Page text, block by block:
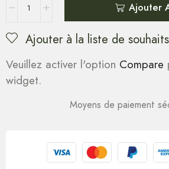
Ajouter
Ajouter à la liste de souhaits
Veuillez activer l'option Compare
widget.
Moyens de paiement